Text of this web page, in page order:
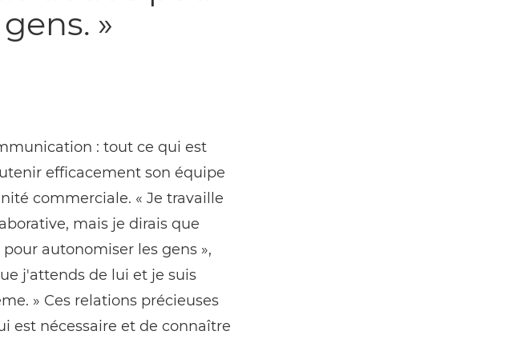
»
: tout ce qui est
efficacement son équipe
commerciale. « Je travaille
mais je dirais que
autonomiser les gens »,
j'attends de lui et je suis
» Ces relations précieuses
est nécessaire et de connaître